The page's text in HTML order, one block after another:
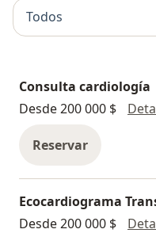
Todos
Consulta cardiología
Desde 200 000 $
Reservar
Ecocardiograma
Desde 200 000 $